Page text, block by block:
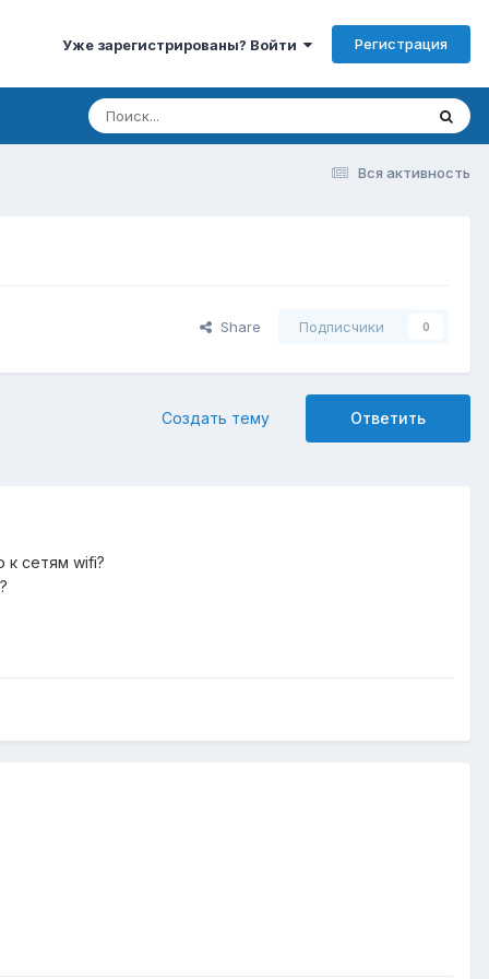
Уже зарегистрированы? Войти Регистрация
Вся активность
Share Подписчики 0
Ответить
Создать тему
к сетям wifi?